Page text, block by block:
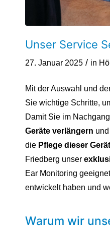
Unser Service
27. Januar 2025 / in
Mit der Auswahl und
Sie wichtige Schritte,
Damit Sie im
Geräte verlängern
die Pflege dieser
Friedberg unser
Ear Monitoring
entwickelt haben und
Warum wir